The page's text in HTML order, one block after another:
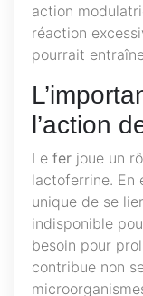
action
réaction
pourrait
l’action
Le fer joue un
lactoferrine.
unique de se
indisponible
besoin pour
contribue non